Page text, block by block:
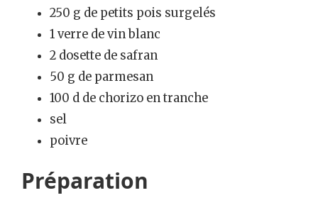
250 g de petits pois surgelés
1 verre de vin blanc
2 dosette de safran
50 g de parmesan
100 d de chorizo en tranche
sel
poivre
Préparation